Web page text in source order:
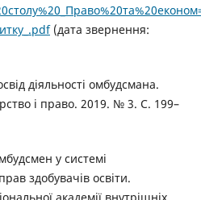
(дата звернення:
діяльності омбудсмана.
і право. 2019. № 3. С. 199–
у системі
здобувачів освіти.